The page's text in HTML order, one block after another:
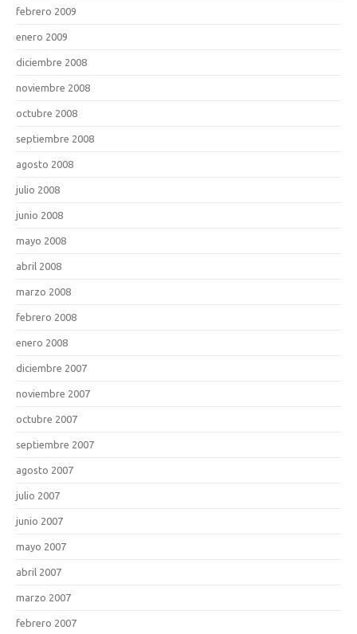
febrero 2009
enero 2009
diciembre 2008
noviembre 2008
octubre 2008
septiembre 2008
agosto 2008
julio 2008
junio 2008
mayo 2008
abril 2008
marzo 2008
febrero 2008
enero 2008
diciembre 2007
noviembre 2007
octubre 2007
septiembre 2007
agosto 2007
julio 2007
junio 2007
mayo 2007
abril 2007
marzo 2007
febrero 2007